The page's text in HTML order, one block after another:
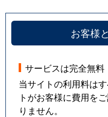
お客様
サービスは完全無料
当サイトの利用料は
トがお客様に費用を
りません。